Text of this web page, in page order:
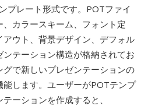
プレート形式です。POTファイ
カラースキーム、フォント定
ウト、背景デザイン、デフォル
ンテーション構造が格納されてお
グで新しいプレゼンテーションの
します。ユーザーがPOTテンプ
ーションを作成すると、